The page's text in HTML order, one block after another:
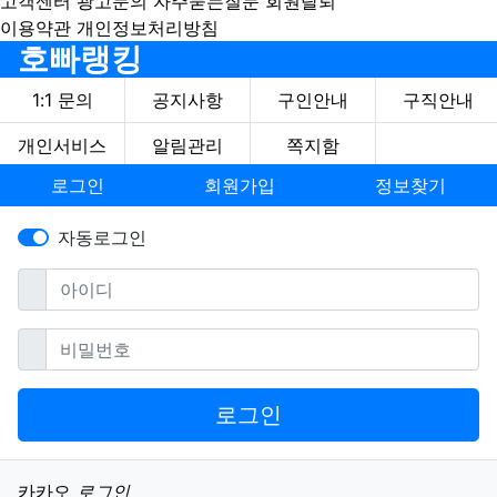
이용약관 개인정보처리방침
호빠랭킹
1:1 문의 공지사항 구인안내 구직안내
개인서비스 알림관리
쪽지함
로그인
회원가입 정보찾기
자동로그인
아이디필수
비밀번호필수
로그인
카카오 로그인